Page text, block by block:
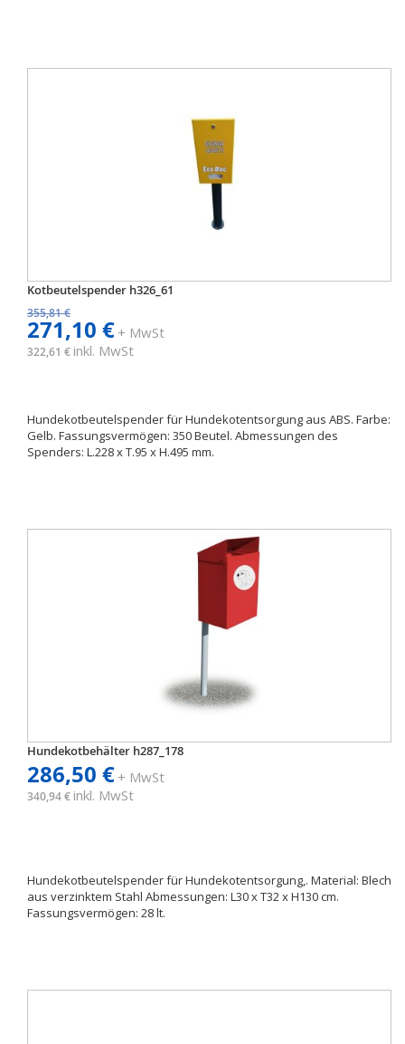
Kotbeutelspender h326_61
355,81 €
271,10 €+ MwSt
322,61 € inkl. MwSt
Hundekotbeutelspender für Hundekotentsorgung aus ABS. Farbe:
Gelb. Fassungsvermögen: 350 Beutel. Abmessungen des
Spenders: L.228 x T.95 x H.495 mm.
Hundekotbehälter h287_178
286,50 €+ MwSt
340,94 € inkl. MwSt
Hundekotbeutelspender für Hundekotentsorgung,. Material: Blech
aus verzinktem Stahl Abmessungen: L30 x T32 x H130 cm.
Fassungsvermögen: 28 lt.